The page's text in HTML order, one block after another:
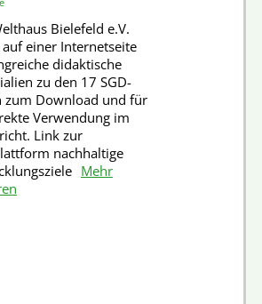
Bielefeld e.V.
einer Internetseite
didaktische
zu den 17 SGD-
zum Download und für
Verwendung im
Link zur
nachhaltige
Mehr